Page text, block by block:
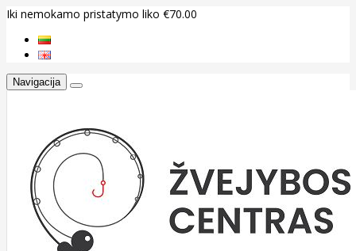
Iki nemokamo pristatymo liko €70.00
Navigacija